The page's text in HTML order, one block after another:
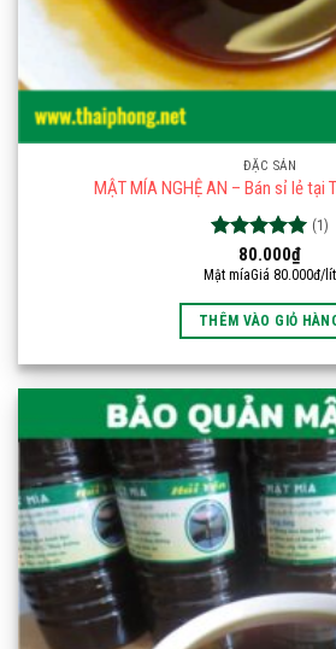
ĐẶC SẢN
MẬT MÍA NGHỆ AN – Bán sỉ lẻ tại
Được xếp
hạng5.00
(1)
80.000₫
Mật míaGiá 80.000đ/lít
THÊM VÀO GIỎ